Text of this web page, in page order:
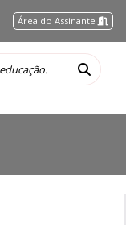
Área do Assinante